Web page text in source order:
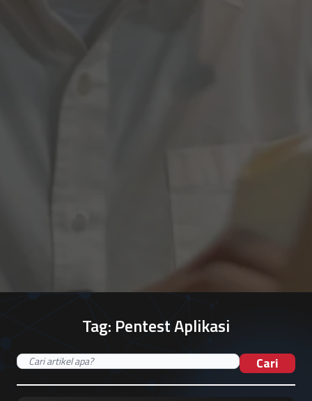
Tag: Pentest Aplikasi
Cari